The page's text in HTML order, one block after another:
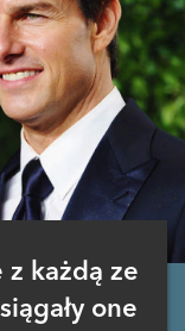
z każdą ze
one